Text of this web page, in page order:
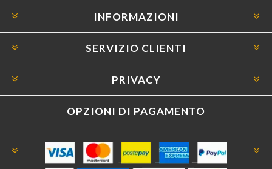
INFORMAZIONI
SERVIZIO CLIENTI
PRIVACY
OPZIONI DI PAGAMENTO